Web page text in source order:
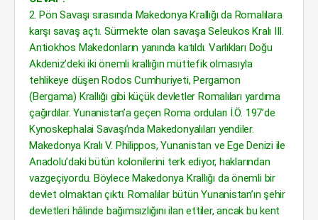
2. Pön Savaşı sırasında Makedonya Krallığı da Romalılara
karşı savaş açtı. Sürmekte olan savaşa Seleukos Kralı III.
Antiokhos Makedonların yanında katıldı. Varlıkları Doğu
Akdeniz’deki iki önemli krallığın müttefik olmasıyla
tehlikeye düşen Rodos Cumhuriyeti, Pergamon
(Bergama) Krallığı gibi küçük devletler Romalıları yardıma
çağırdılar. Yunanistan’a geçen Roma orduları İ.Ö. 197’de
Kynoskephalai Savaşı’nda Makedonyalıları yendiler.
Makedonya Kralı V. Philippos, Yunanistan ve Ege Denizi ile
Anadolu’daki bütün kolonilerini terk ediyor, haklarından
vazgeçiyordu. Böylece Makedonya Krallığı da önemli bir
devlet olmaktan çıktı. Romalılar bütün Yunanistan’ın şehir
devletleri hâlinde bağımsızlığını ilan ettiler, ancak bu kent